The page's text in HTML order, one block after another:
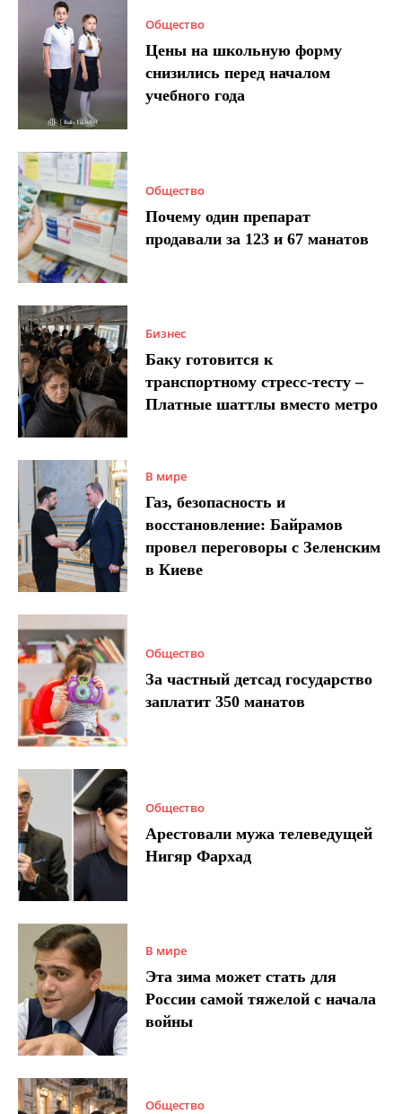
Общество
Цены на школьную форму
снизились перед началом
учебного года
Общество
Почему один препарат
продавали за 123 и 67 манатов
Бизнес
Баку готовится к
транспортному стресс-тесту –
Платные шаттлы вместо метро
В мире
Газ, безопасность и
восстановление: Байрамов
провел переговоры с Зеленским
в Киеве
Общество
За частный детсад государство
заплатит 350 манатов
Общество
Арестовали мужа телеведущей
Нигяр Фархад
В мире
Эта зима может стать для
России самой тяжелой с начала
войны
Общество